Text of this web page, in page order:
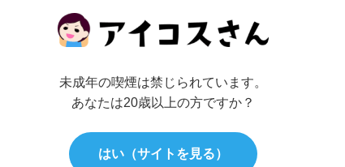
のフレーバー
で手軽に使用できる新型たばこデバイス。使い勝手が
未成年の喫煙は禁じられています。
あなたは20歳以上の方ですか？
はい（サイトを見る）